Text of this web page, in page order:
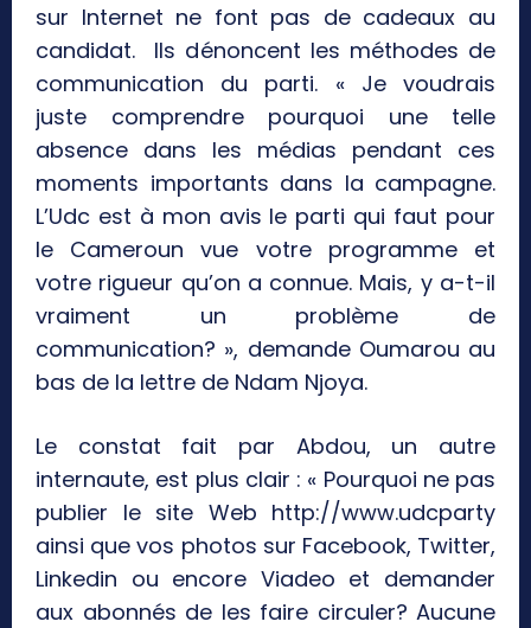
sur Internet ne font pas de cadeaux au
candidat. Ils dénoncent les méthodes de
communication du parti. « Je voudrais
juste comprendre pourquoi une telle
absence dans les médias pendant ces
moments importants dans la campagne.
L’Udc est à mon avis le parti qui faut pour
le Cameroun vue votre programme et
votre rigueur qu’on a connue. Mais, y a-t-il
vraiment un problème de
communication? », demande Oumarou au
bas de la lettre de Ndam Njoya.
Le constat fait par Abdou, un autre
internaute, est plus clair : « Pourquoi ne pas
publier le site Web http://www.udcparty
ainsi que vos photos sur Facebook, Twitter,
Linkedin ou encore Viadeo et demander
aux abonnés de les faire circuler? Aucune